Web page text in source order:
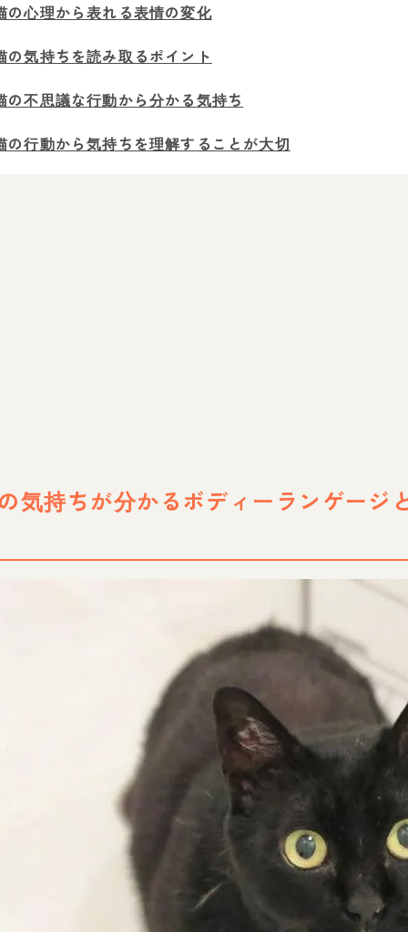
の心理から表れる表情の変化
の気持ちを読み取るポイント
の不思議な行動から分かる気持ち
の行動から気持ちを理解することが大切
気持ちが分かるボディーランゲージ